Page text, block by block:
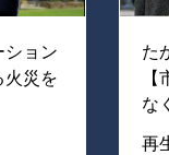
ション
火災を
た
な
再